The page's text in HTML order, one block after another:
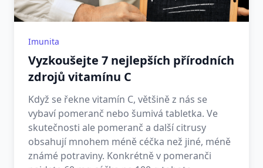
Imunita
Vyzkoušejte 7 nejlepších přírodních
zdrojů vitamínu C
Když se řekne vitamín C, většině z nás se
vybaví pomeranč nebo šumivá tabletka. Ve
skutečnosti ale pomeranč a další citrusy
obsahují mnohem méně céčka než jiné, méně
známé potraviny. Konkrétně v pomeranči